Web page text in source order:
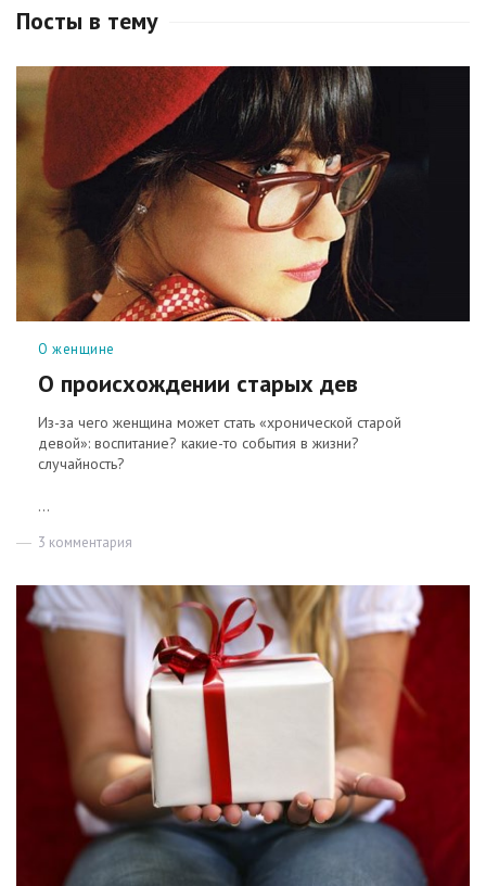
Посты в тему
Рубрики
О женщине
О происхождении старых дев
Из-за чего женщина может стать «хронической старой
девой»: воспитание? какие-то события в жизни?
случайность?
...
3 комментария
О
происхождении
старых
дев